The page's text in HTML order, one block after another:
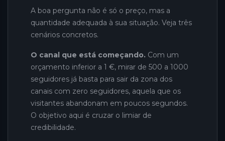
A boa pergunta não é só o preço, mas a
quantidade adequada à sua situação. Veja três
cenários concretos.
O canal que está começando. Com um
orçamento inferior a 1 €, mirar de 500 a 1000
seguidores já basta para sair da zona dos
canais com zero seguidores, aquela que os
visitantes abandonam em poucos segundos.
O objetivo aqui é cruzar o limiar de
credibilidade.